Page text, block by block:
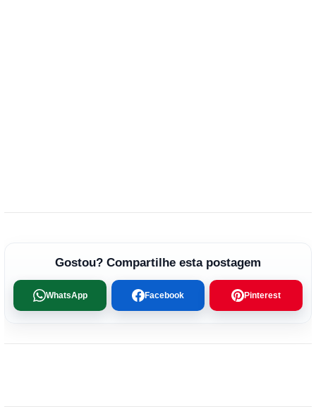
Gostou? Compartilhe esta postagem
WhatsApp Facebook Pinterest